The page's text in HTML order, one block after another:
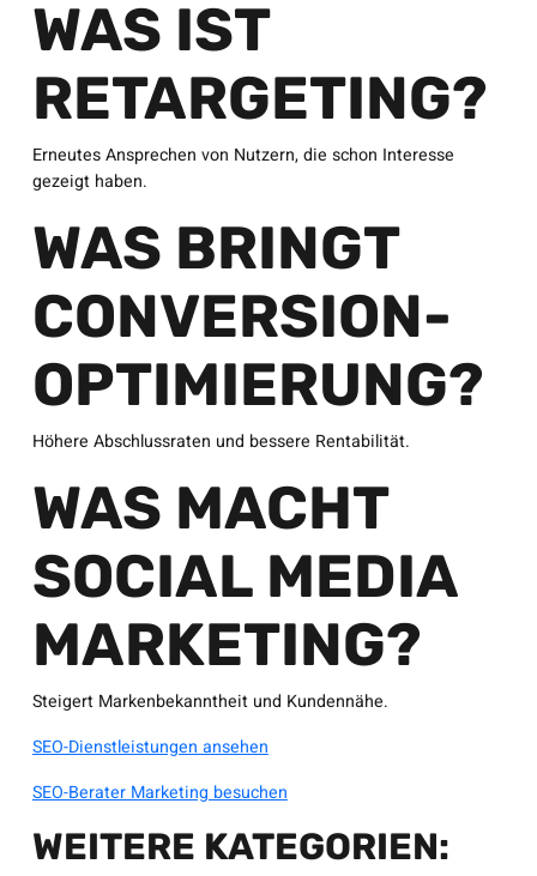
WAS IST
RETARGETING?
Erneutes Ansprechen von Nutzern, die schon Interesse
gezeigt haben.
WAS BRINGT
CONVERSION-
OPTIMIERUNG?
Höhere Abschlussraten und bessere Rentabilität.
WAS MACHT
SOCIAL MEDIA
MARKETING?
Steigert Markenbekanntheit und Kundennähe.
SEO-Dienstleistungen ansehen
SEO-Berater Marketing besuchen
WEITERE KATEGORIEN: